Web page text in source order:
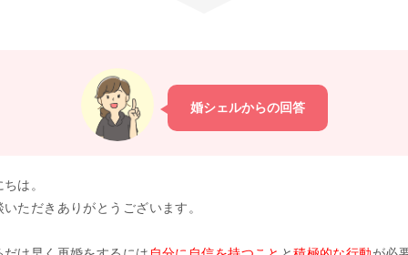
婚シェルからの回答
は。
いただきありがとうございます。